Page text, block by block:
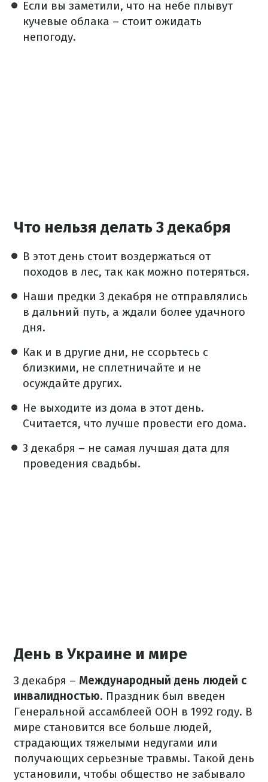
Если вы заметили, что на небе плывут
кучевые облака – стоит ожидать
непогоду.
Что нельзя делать 3 декабря
В этот день стоит воздержаться от
походов в лес, так как можно потеряться.
Наши предки 3 декабря не отправлялись
в дальний путь, а ждали более удачного
дня.
Как и в другие дни, не ссорьтесь с
близкими, не сплетничайте и не
осуждайте других.
Не выходите из дома в этот день.
Считается, что лучше провести его дома.
3 декабря – не самая лучшая дата для
проведения свадьбы.
День в Украине и мире
3 декабря – Международный день людей с
инвалидностью. Праздник был введен
Генеральной ассамблеей ООН в 1992 году. В
мире становится все больше людей,
страдающих тяжелыми недугами или
получающих серьезные травмы. Такой день
установили, чтобы общество не забывало